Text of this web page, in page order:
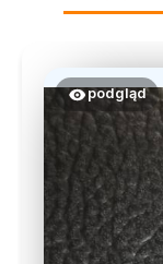
podgląd